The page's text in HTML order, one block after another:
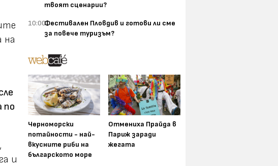
на
по
и
твоят сценарии?
10:00Фестивален Пловдив и готови ли сме
за повече туризъм?
Черноморски
потайности - най-
вкусните риби на
българското море
Отмениха Прайда в
Париж заради
жегата